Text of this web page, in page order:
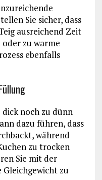
Sie sicher, dass
ausreichend Zeit
zu warme
ebenfalls
noch zu dünn
dazu führen, dass
während
zu trocken
Sie mit der
zu